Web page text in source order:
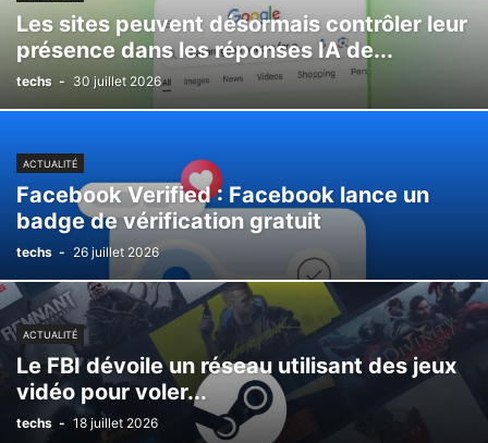
Les sites peuvent désormais contrôler leur
présence dans les réponses IA de...
techs - 30 juillet 2026
ACTUALITÉ
Facebook Verified : Facebook lance un
badge de vérification gratuit
techs - 26 juillet 2026
ACTUALITÉ
Le FBI dévoile un réseau utilisant des jeux
vidéo pour voler...
techs - 18 juillet 2026